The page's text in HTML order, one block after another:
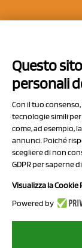
2023
Questo
personali
Con il tuo
tecnologie simili
come, ad esempio,
annunci. Poiché
scegliere di non
GDPR per saperne
Visualizza la Cookie
Powered by